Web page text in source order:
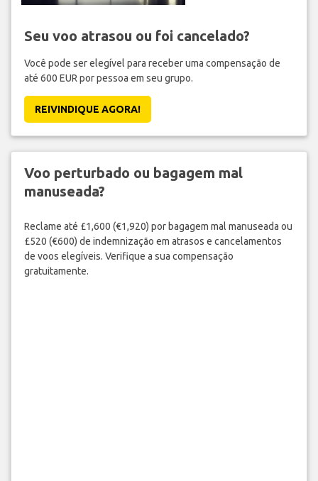
Seu voo atrasou ou foi cancelado?
Você pode ser elegível para receber uma compensação de
até 600 EUR por pessoa em seu grupo.
REIVINDIQUE AGORA!
Voo perturbado ou bagagem mal
manuseada?
Reclame até £1,600 (€1,920) por bagagem mal manuseada ou
£520 (€600) de indemnização em atrasos e cancelamentos
de voos elegíveis. Verifique a sua compensação
gratuitamente.